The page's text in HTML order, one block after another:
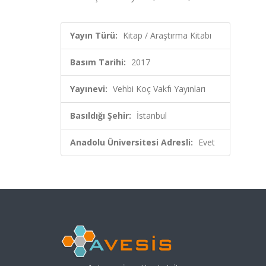
Yayın Türü: Kitap / Araştırma Kitabı
Basım Tarihi: 2017
Yayınevi: Vehbi Koç Vakfı Yayınları
Basıldığı Şehir: İstanbul
Anadolu Üniversitesi Adresli: Evet